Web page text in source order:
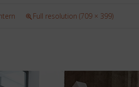
Full resolution (709 × 399)